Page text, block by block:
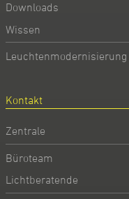
Downloads
Wissen
Leuchtenmodernisierung
Kontakt
Zentrale
Büroteam
Lichtberatende